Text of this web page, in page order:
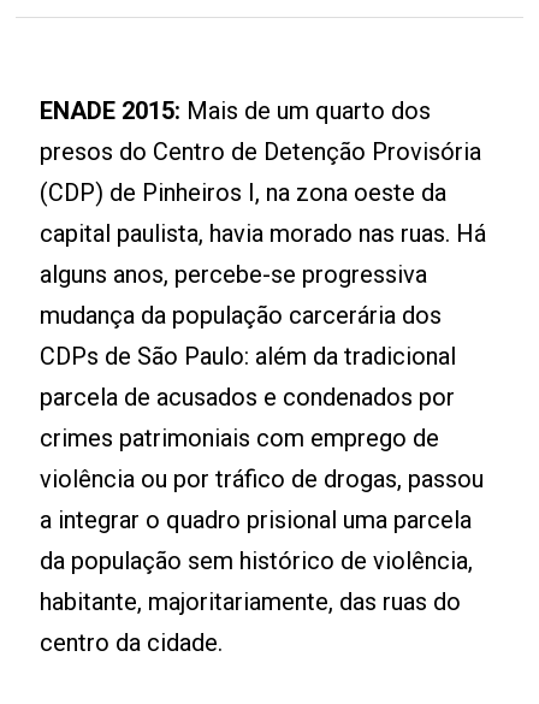
ENADE 2015: Mais de um quarto dos
presos do Centro de Detenção Provisória
(CDP) de Pinheiros I, na zona oeste da
capital paulista, havia morado nas ruas. Há
alguns anos, percebe-se progressiva
mudança da população carcerária dos
CDPs de São Paulo: além da tradicional
parcela de acusados e condenados por
crimes patrimoniais com emprego de
violência ou por tráfico de drogas, passou
a integrar o quadro prisional uma parcela
da população sem histórico de violência,
habitante, majoritariamente, das ruas do
centro da cidade.